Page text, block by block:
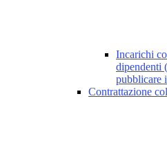
Incarichi
dipendenti
pubblicare
Contrattazione